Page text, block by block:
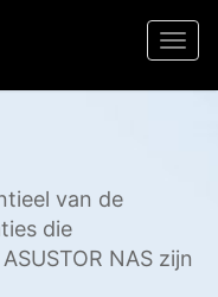
van de
die
NAS zijn